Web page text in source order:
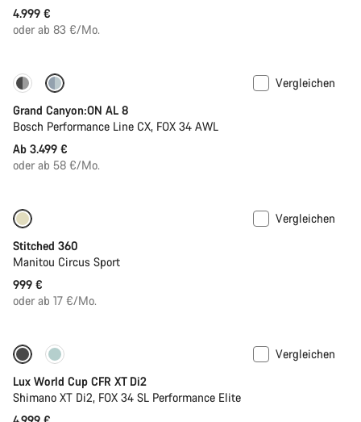
4.999 €
oder ab 83 €/Mo.
Dropper Post
Vergleichen
Grand Canyon:ON AL 8
Bosch Performance Line CX, FOX 34 AWL
Ab 3.499 €
oder ab 58 €/Mo.
Vergleichen
Stitched 360
Manitou Circus Sport
999 €
oder ab 17 €/Mo.
Neue Verfügbarkeiten
Vergleichen
Lux World Cup CFR XT Di2
Shimano XT Di2, FOX 34 SL Performance Elite